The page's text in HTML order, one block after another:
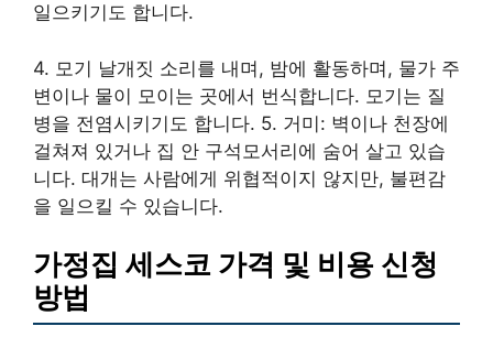
일으키기도 합니다.
4. 모기 날개짓 소리를 내며, 밤에 활동하며, 물가 주
변이나 물이 모이는 곳에서 번식합니다. 모기는 질
병을 전염시키기도 합니다. 5. 거미: 벽이나 천장에
걸쳐져 있거나 집 안 구석모서리에 숨어 살고 있습
니다. 대개는 사람에게 위협적이지 않지만, 불편감
을 일으킬 수 있습니다.
가정집 세스코 가격 및 비용 신청
방법